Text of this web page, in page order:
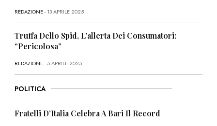
REDAZIONE- 13 APRILE 2025
Truffa Dello Spid, L’allerta Dei Consumatori:
“Pericolosa”
REDAZIONE- 5 APRILE 2025
POLITICA
Fratelli D’Italia Celebra A Bari Il Record